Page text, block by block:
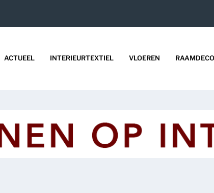
ACTUEEL INTERIEURTEXTIEL VLOEREN